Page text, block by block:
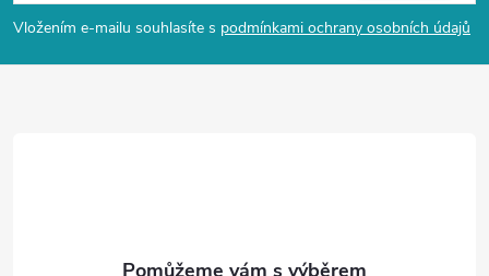
p
a
Vložením e-mailu souhlasíte s podmínkami ochrany osobních údajů